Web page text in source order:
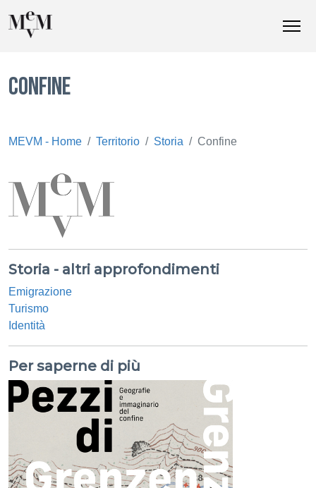
CONFINE
MEVM - Home Territorio Storia Confine
Storia - altri approfondimenti
Emigrazione
Turismo
Identità
Per saperne di più